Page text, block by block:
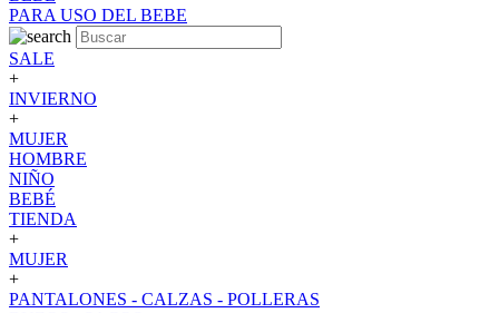
PARA USO DEL BEBE
SALE
+
INVIERNO
+
MUJER
HOMBRE
NIÑO
BEBÉ
TIENDA
+
MUJER
+
PANTALONES - CALZAS - POLLERAS